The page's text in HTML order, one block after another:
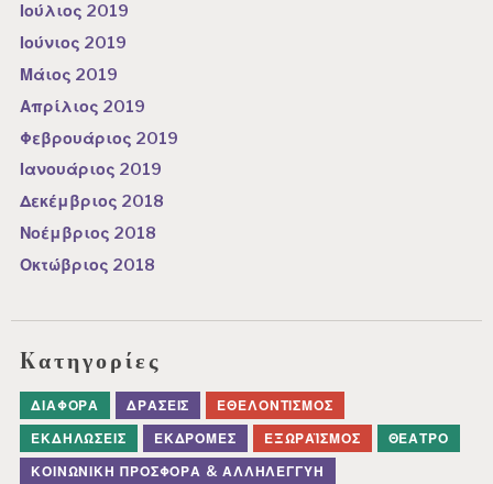
Ιούλιος 2019
Ιούνιος 2019
Μάιος 2019
Απρίλιος 2019
Φεβρουάριος 2019
Ιανουάριος 2019
Δεκέμβριος 2018
Νοέμβριος 2018
Οκτώβριος 2018
Kατηγορίες
ΔΙΆΦΟΡΑ ΔΡΆΣΕΙΣ
ΕΘΕΛΟΝΤΙΣΜΌΣ
ΕΚΔΗΛΏΣΕΙΣ
ΕΚΔΡΟΜΈΣ ΕΞΩΡΑΪΣΜΌΣ
ΘΈΑΤΡΟ
ΚΟΙΝΩΝΙΚΉ ΠΡΟΣΦΟΡΆ & ΑΛΛΗΛΕΓΓΎΗ